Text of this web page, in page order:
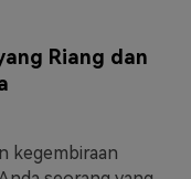
Riang dan
kegembiraan